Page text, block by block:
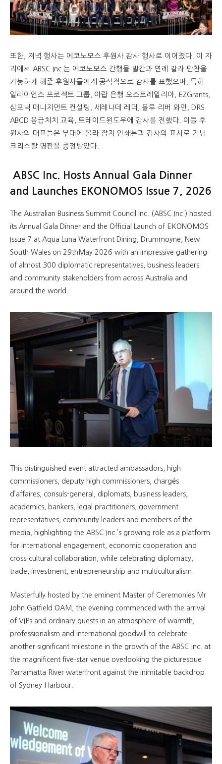
또한, 저녁 행사는 에코노모스 후원사 감사 행사로 이어졌다. 이 자
리에서 ABSC Inc.는 에코노모스 간행물 발간과 연례 갈라 만찬을
가능하게 해준 후원사들에게 공식적으로 감사를 표했으며, 특히
얼라이언스 프로젝트 그룹, 아랍 은행 오스트레일리아, EZGrants,
심포닉 매니지먼트 컨설팅, 세레나데 레더, 블루 리버 와인, DRS
ABCD 응급처치 교육, 트레이드윈도우에 감사를 전했다. 이들 후
원사의 대표들은 무대에 올라 잡지 인쇄본과 감사의 표시로 기념
크리스탈 명판을 증정받았다.
ABSC Inc. Hosts Annual Gala Dinner
and Launches EKONOMOS Issue 7, 2026
The Australian Business Summit Council Inc. (ABSC Inc.) hosted
its Annual Gala Dinner and the Official Launch of EKONOMOS
Issue 7 at Aqua Luna Waterfront Dining, Drummoyne, New
South Wales on 29thMay 2026 with an impressive gathering
of almost 300 diplomatic representatives, business leaders
and community stakeholders from across Australia and
around the world.
This distinguished event attracted ambassadors, high
commissioners, deputy high commissioners, chargés
d’affaires, consuls-general, diplomats, business leaders,
academics, bankers, legal practitioners, government
representatives, community leaders and members of the
media, highlighting the ABSC Inc.’s growing role as a platform
for international engagement, economic cooperation and
cross-cultural collaboration, while celebrating diplomacy,
trade, investment, entrepreneurship and multiculturalism.
Masterfully hosted by the eminent Master of Ceremonies Mr
John Gatfield OAM, the evening commenced with the arrival
of VIPs and ordinary guests in an atmosphere of warmth,
professionalism and international goodwill to celebrate
another significant milestone in the growth of the ABSC Inc. at
the magnificent five-star venue overlooking the picturesque
Parramatta River waterfront against the inimitable backdrop
of Sydney Harbour.